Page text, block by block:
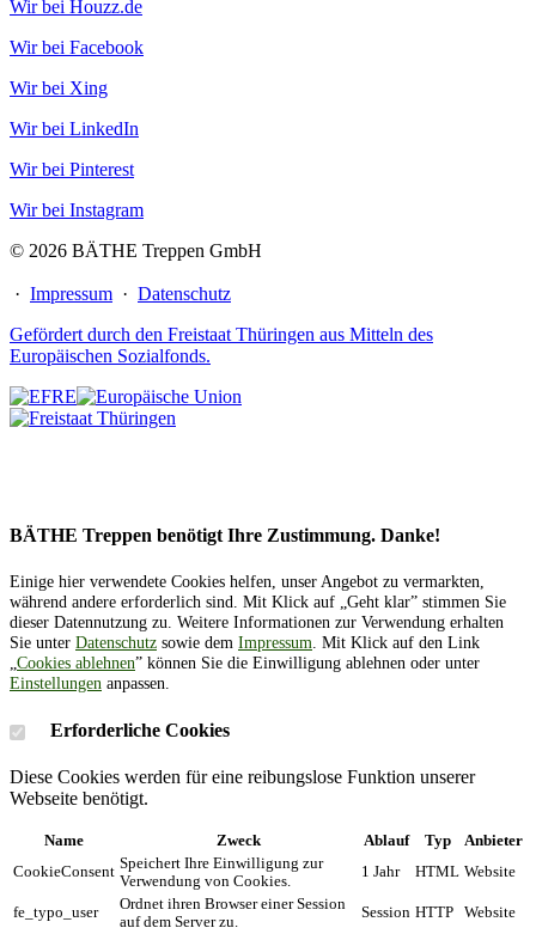
Wir bei Houzz.de
Wir bei Facebook
Wir bei Xing
Wir bei LinkedIn
Wir bei Pinterest
Wir bei Instagram
© 2026 BÄTHE Treppen GmbH
· Impressum · Datenschutz
Gefördert durch den Freistaat Thüringen aus Mitteln des
Europäischen Sozialfonds.
BÄTHE Treppen benötigt Ihre Zustimmung. Danke!
Einige hier verwendete Cookies helfen, unser Angebot zu vermarkten,
während andere erforderlich sind. Mit Klick auf „Geht klar” stimmen Sie
dieser Datennutzung zu. Weitere Informationen zur Verwendung erhalten
Sie unter Datenschutz sowie dem Impressum. Mit Klick auf den Link
„Cookies ablehnen” können Sie die Einwilligung ablehnen oder unter
Einstellungen anpassen.
Erforderliche Cookies
Diese Cookies werden für eine reibungslose Funktion unserer
Webseite benötigt.
Name Zweck Ablauf Typ
Anbieter
CookieConsent Speichert Ihre Einwilligung zur
Verwendung von Cookies.
1 Jahr HTML Website
fe_typo_user
Ordnet ihren Browser einer Session
auf dem Server zu.
Session HTTP Website